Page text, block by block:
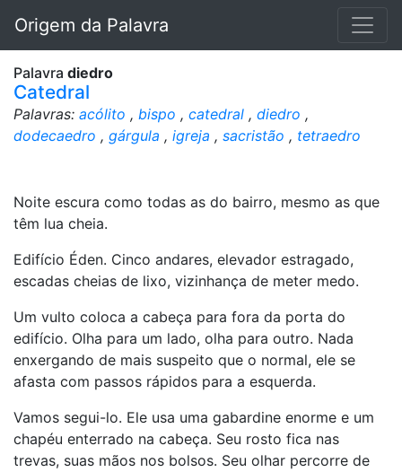
Origem da Palavra
Palavra diedro
Catedral
Palavras: acólito , bispo , catedral , diedro ,
dodecaedro , gárgula , igreja , sacristão , tetraedro
Noite escura como todas as do bairro, mesmo as que
têm lua cheia.
Edifício Éden. Cinco andares, elevador estragado,
escadas cheias de lixo, vizinhança de meter medo.
Um vulto coloca a cabeça para fora da porta do
edifício. Olha para um lado, olha para outro. Nada
enxergando de mais suspeito que o normal, ele se
afasta com passos rápidos para a esquerda.
Vamos segui-lo. Ele usa uma gabardine enorme e um
chapéu enterrado na cabeça. Seu rosto fica nas
trevas, suas mãos nos bolsos. Seu olhar percorre de